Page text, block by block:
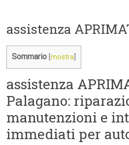
assistenza
Sommario [mostra
assistenza
Palagano:
manutenzioni e
immediati per